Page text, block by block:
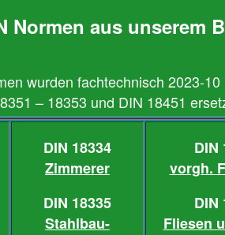
Normen aus unserem
wurden fachtechnisch 2023-
– 18353 und DIN 18451
DIN 18334
Zimmerer
DIN 18335
Stahlbau-
DIN
vorgh.
DIN
Fliesen